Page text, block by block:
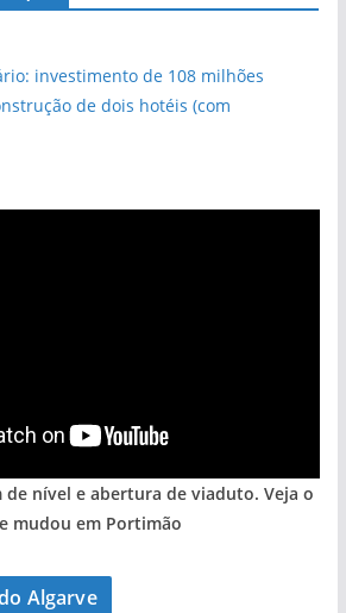
investimento de 108 milhões
de dois hotéis (com
de nível e abertura de viaduto. Veja o
mudou em Portimão
Algarve